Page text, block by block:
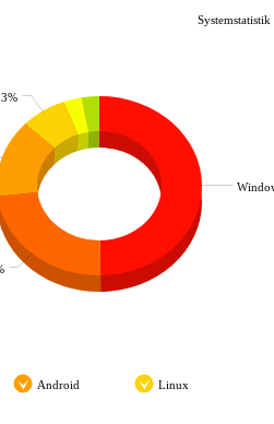
Android Linux